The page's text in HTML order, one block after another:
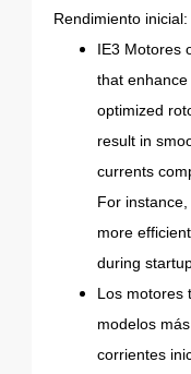
Rendimiento inicial:
IE3 Motores
that
optimized
result in
currents
For
more
during
Los motores
modelos
corrientes